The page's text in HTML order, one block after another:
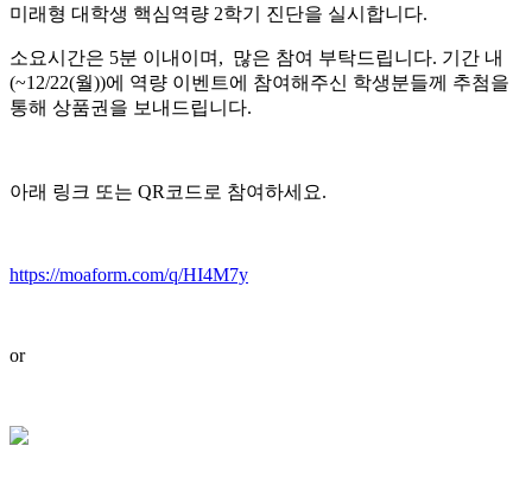
미래형 대학생 핵심역량 2학기 진단을 실시합니다.
소요시간은 5분 이내이며, 많은 참여 부탁드립니다. 기간 내
(~12/22(월))에 역량 이벤트에 참여해주신 학생분들께 추첨을
통해 상품권을 보내드립니다.
아래 링크 또는 QR코드로 참여하세요.
https://moaform.com/q/HI4M7y
or